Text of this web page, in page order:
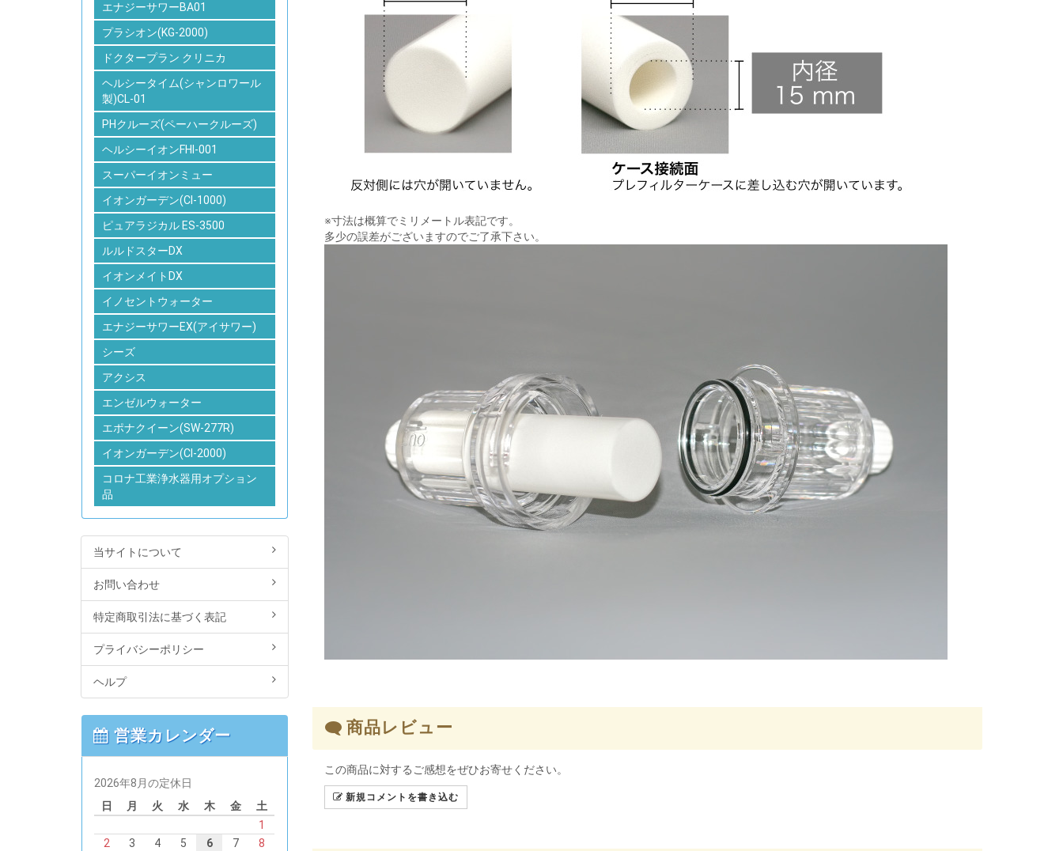
※寸法は概算でミリメートル表記です。
多少の誤差がございますのでご了承下さい。
商品レビュー
この商品に対するご感想をぜひお寄せください。
新規コメントを書き込む
エナジーサワーBA01
プラシオン(KG-2000)
ドクタープラン クリニカ
ヘルシータイム(シャンロワール
製)CL-01
PHクルーズ(ペーハークルーズ)
ヘルシーイオンFHI-001
スーパーイオンミュー
イオンガーデン(CI-1000)
ピュアラジカル ES-3500
ルルドスターDX
イオンメイトDX
イノセントウォーター
エナジーサワーEX(アイサワー)
シーズ
アクシス
エンゼルウォーター
エポナクイーン(SW-277R)
イオンガーデン(CI-2000)
コロナ工業浄水器用オプション
品
当サイトについて
お問い合わせ
特定商取引法に基づく表記
プライバシーポリシー
ヘルプ
営業カレンダー
2026年8月の定休日
日
月 火 水 木 金
土
1
2
3 4 5 6 7
8